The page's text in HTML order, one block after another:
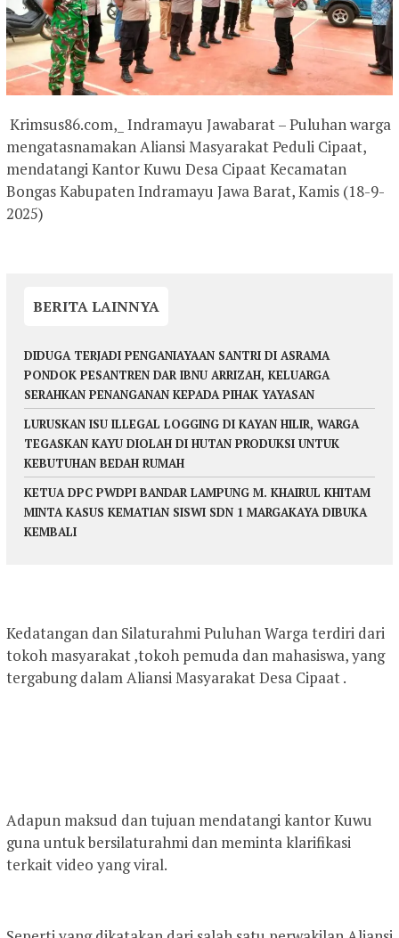
Krimsus86.com,_ Indramayu Jawabarat – Puluhan warga
mengatasnamakan Aliansi Masyarakat Peduli Cipaat,
mendatangi Kantor Kuwu Desa Cipaat Kecamatan
Bongas Kabupaten Indramayu Jawa Barat, Kamis (18-9-
2025)
BERITA LAINNYA
DIDUGA TERJADI PENGANIAYAAN SANTRI DI ASRAMA
PONDOK PESANTREN DAR IBNU ARRIZAH, KELUARGA
SERAHKAN PENANGANAN KEPADA PIHAK YAYASAN
LURUSKAN ISU ILLEGAL LOGGING DI KAYAN HILIR, WARGA
TEGASKAN KAYU DIOLAH DI HUTAN PRODUKSI UNTUK
KEBUTUHAN BEDAH RUMAH
KETUA DPC PWDPI BANDAR LAMPUNG M. KHAIRUL KHITAM
MINTA KASUS KEMATIAN SISWI SDN 1 MARGAKAYA DIBUKA
KEMBALI
Kedatangan dan Silaturahmi Puluhan Warga terdiri dari
tokoh masyarakat ,tokoh pemuda dan mahasiswa, yang
tergabung dalam Aliansi Masyarakat Desa Cipaat .
Adapun maksud dan tujuan mendatangi kantor Kuwu
guna untuk bersilaturahmi dan meminta klarifikasi
terkait video yang viral.